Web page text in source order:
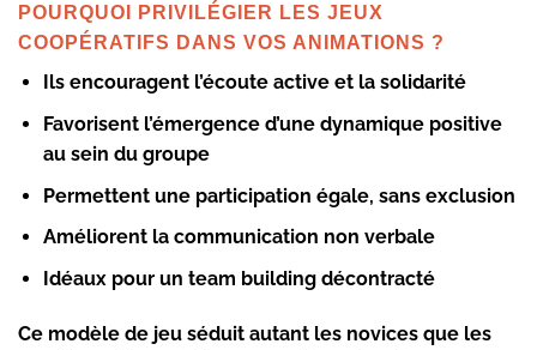
POURQUOI PRIVILÉGIER LES JEUX
COOPÉRATIFS DANS VOS ANIMATIONS ?
Ils encouragent l’écoute active et la solidarité
Favorisent l’émergence d’une dynamique positive
au sein du groupe
Permettent une participation égale, sans exclusion
Améliorent la communication non verbale
Idéaux pour un team buildingdécontracté
Ce modèle de jeu séduit autant les novices que les